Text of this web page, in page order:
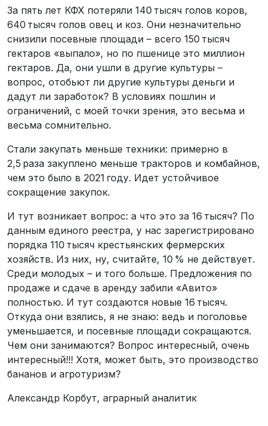
За пять лет КФХ потеряли 140 тысяч голов коров,
640 тысяч голов овец и коз. Они незначительно
снизили посевные площади – всего 150 тысяч
гектаров «выпало», но по пшенице это миллион
гектаров. Да, они ушли в другие культуры –
вопрос, отобьют ли другие культуры деньги и
дадут ли заработок? В условиях пошлин и
ограничений, с моей точки зрения, это весьма и
весьма сомнительно.
Стали закупать меньше техники: примерно в
2,5 раза закуплено меньше тракторов и комбайнов,
чем это было в 2021 году. Идет устойчивое
сокращение закупок.
И тут возникает вопрос: а что это за 16 тысяч? По
данным единого реестра, у нас зарегистрировано
порядка 110 тысяч крестьянских фермерских
хозяйств. Из них, ну, считайте, 10 % не действует.
Среди молодых – и того больше. Предложения по
продаже и сдаче в аренду забили «Авито»
полностью. И тут создаются новые 16 тысяч.
Откуда они взялись, я не знаю: ведь и поголовье
уменьшается, и посевные площади сокращаются.
Чем они занимаются? Вопрос интересный, очень
интересный!!! Хотя, может быть, это производство
бананов и агротуризм?
Александр Корбут, аграрный аналитик